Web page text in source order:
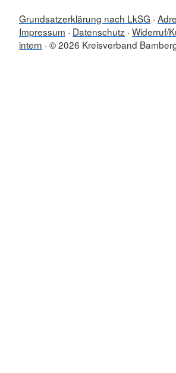
Grundsatzerklärung nach LkSG
Impressum
Datenschutz Widerruf/
intern © 2026 Kreisverband